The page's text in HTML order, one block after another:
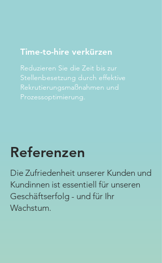
Time-to-hire verkürzen
Reduzieren Sie die Zeit bis zur
Stellenbesetzung durch effektive
Rekrutierungsmaßnahmen und
Prozessoptimierung.
Referenzen
Die Zufriedenheit unserer Kunden und
Kundinnen ist essentiell für unseren
Geschäftserfolg - und für Ihr
Wachstum.